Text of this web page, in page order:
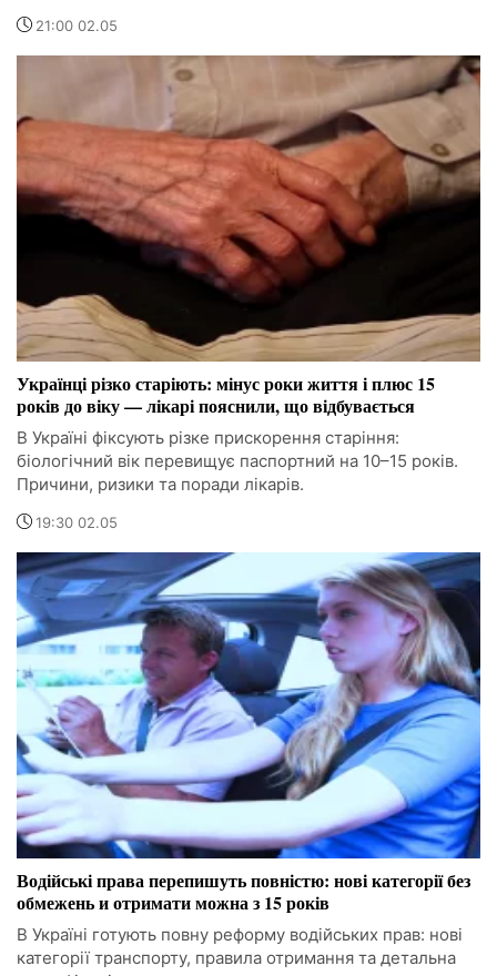
21:00 02.05
Українці різко старіють: мінус роки життя і плюс 15
років до віку — лікарі пояснили, що відбувається
В Україні фіксують різке прискорення старіння:
біологічний вік перевищує паспортний на 10–15 років.
Причини, ризики та поради лікарів.
19:30 02.05
Водійські права перепишуть повністю: нові категорії без
обмежень и отримати можна з 15 років
В Україні готують повну реформу водійських прав: нові
категорії транспорту, правила отримання та детальна